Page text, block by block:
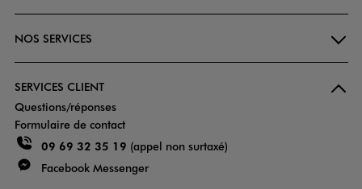
NOS SERVICES
SERVICES CLIENT
Questions/réponses
Formulaire de contact
09 69 32 35 19 (appel non surtaxé)
Facebook Messenger